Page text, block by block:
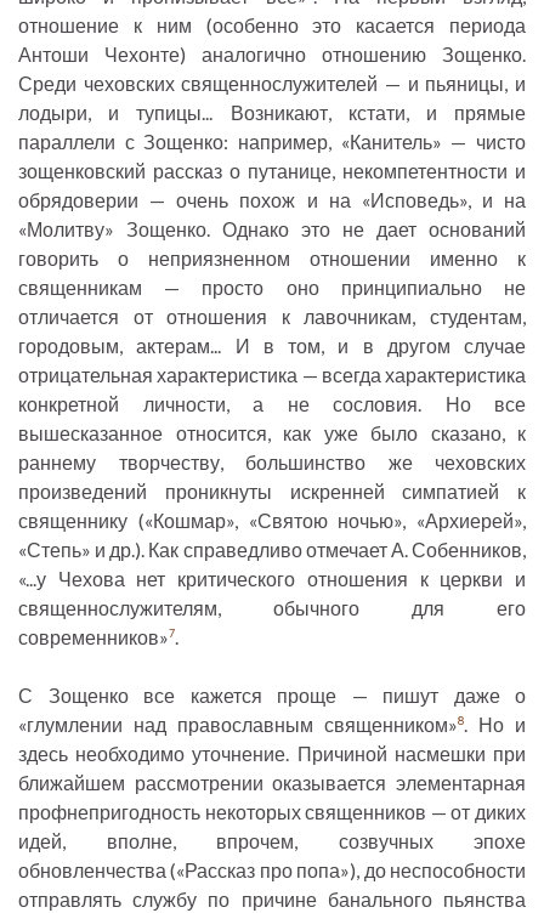
отношение к ним (особенно это касается периода
Антоши Чехонте) аналогично отношению Зощенко.
Среди чеховских священнослужителей — и пьяницы, и
лодыри, и тупицы... Возникают, кстати, и прямые
параллели с Зощенко: например, «Канитель» — чисто
зощенковский рассказ о путанице, некомпетентности и
обрядоверии — очень похож и на «Исповедь», и на
«Молитву» Зощенко. Однако это не дает оснований
говорить о неприязненном отношении именно к
священникам — просто оно принципиально не
отличается от отношения к лавочникам, студентам,
городовым, актерам... И в том, и в другом случае
отрицательная характеристика — всегда характеристика
конкретной личности, а не сословия. Но все
вышесказанное относится, как уже было сказано, к
раннему творчеству, большинство же чеховских
произведений проникнуты искренней симпатией к
священнику («Кошмар», «Святою ночью», «Архиерей»,
«Степь» и др.). Как справедливо отмечает А. Собенников,
«...у Чехова нет критического отношения к церкви и
священнослужителям, обычного для его
современников»7.
С Зощенко все кажется проще — пишут даже о
«глумлении над православным священником»8. Но и
здесь необходимо уточнение. Причиной насмешки при
ближайшем рассмотрении оказывается элементарная
профнепригодность некоторых священников — от диких
идей, вполне, впрочем, созвучных эпохе
обновленчества («Рассказ про попа»), до неспособности
отправлять службу по причине банального пьянства